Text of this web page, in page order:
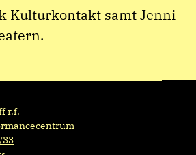
Kulturkontakt samt Jenni
r.f.
33